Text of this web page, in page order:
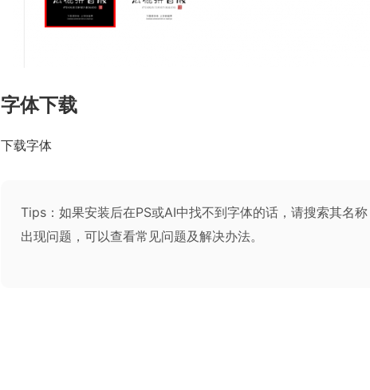
字体下载
下载字体
Tips：如果安装后在PS或AI中找不到字体的话，请搜索其名
出现问题，可以查看常见问题及解决办法。